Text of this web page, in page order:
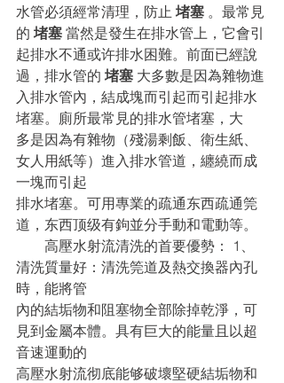
水管必須經常清理，防止 堵塞 。最常見
的 堵塞 當然是發生在排水管上，它會引
起排水不通或许排水困難。前面已經說
過，排水管的 堵塞 大多數是因為雜物進
入排水管內，結成塊而引起而引起排水
堵塞。廁所最常見的排水管堵塞，大
多是因為有雜物（殘湯剩飯、衛生紙、
女人用紙等）進入排水管道，纏繞而成
一塊而引起
排水堵塞。可用專業的疏通东西疏通筦
道，东西顶级有鉤並分手動和電動等。
高壓水射流清洗的首要優勢： 1、
清洗質量好：清洗筦道及熱交換器內孔
時，能將管
內的結垢物和阻塞物全部除掉乾淨，可
見到金屬本體。具有巨大的能量且以超
音速運動的
高壓水射流彻底能够破壞堅硬結垢物和